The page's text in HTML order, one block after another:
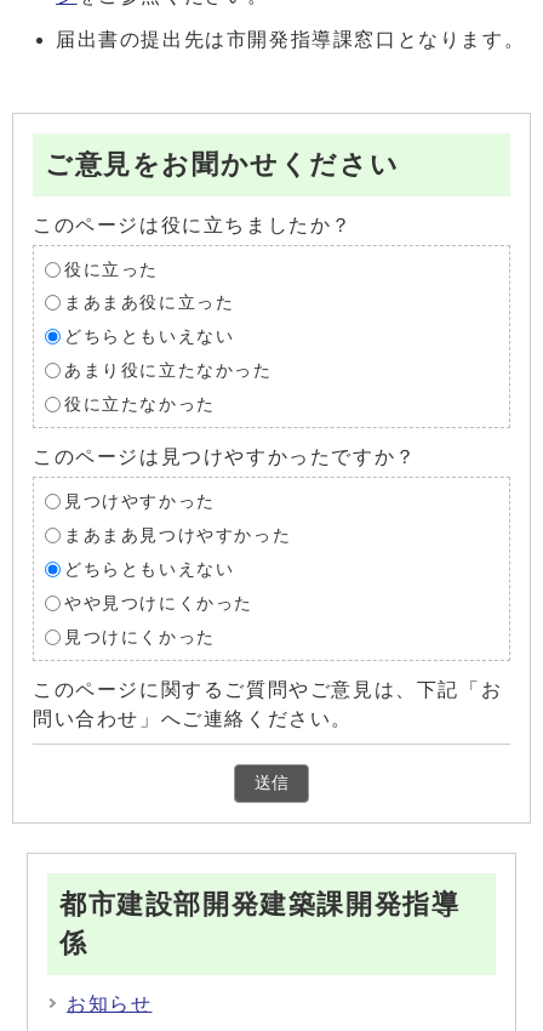
届出書の提出先は市開発指導課窓口となります。
ご意見をお聞かせください
このページは役に立ちましたか？
役に立った
まあまあ役に立った
どちらともいえない
あまり役に立たなかった
役に立たなかった
このページは見つけやすかったですか？
見つけやすかった
まあまあ見つけやすかった
どちらともいえない
やや見つけにくかった
見つけにくかった
このページに関するご質問やご意見は、下記「お
問い合わせ」へご連絡ください。
都市建設部開発建築課開発指導
係
お知らせ